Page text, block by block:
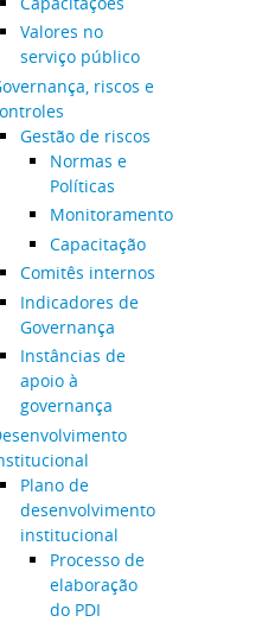
Valores no
serviço público
riscos e
Gestão de riscos
Normas e
Políticas
Monitoramento
Capacitação
Comitês internos
Indicadores de
Governança
Instâncias de
apoio à
governança
Plano de
desenvolvimento
institucional
Processo de
elaboração
do PDI